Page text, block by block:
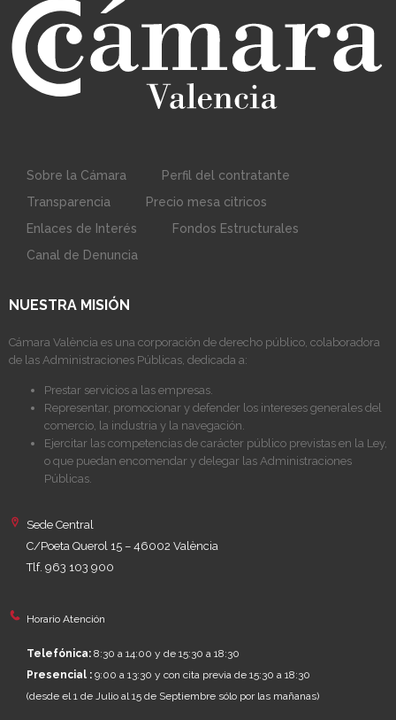
Sobre la Cámara
Perfil del contratante
Transparencia
Precio mesa citricos
Enlaces de Interés
Fondos Estructurales
Canal de Denuncia
NUESTRA MISIÓN
Cámara València es una corporación de derecho público, colaboradora
de las Administraciones Públicas, dedicada a:
Prestar servicios a las empresas.
Representar, promocionar y defender los intereses generales del
comercio, la industria y la navegación.
Ejercitar las competencias de carácter público previstas en la Ley,
o que puedan encomendar y delegar las Administraciones
Públicas.
Sede Central
C/Poeta Querol 15 – 46002 València
Tlf. 963 103 900
Horario Atención
Telefónica: 8:30 a 14:00 y de 15:30 a 18:30
Presencial : 9:00 a 13:30 y con cita previa de 15:30 a 18:30
(desde el 1 de Julio al 15 de Septiembre sólo por las mañanas)